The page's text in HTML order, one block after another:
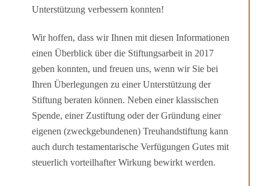
Unterstützung ver­bessern konnten!
Wir hoffen, dass wir Ihnen mit diesen Informationen
einen Überblick über die Stiftungs­arbeit in 2017
geben konnten, und freuen uns, wenn wir Sie bei
Ihren Überlegungen zu einer Unter­stützung der
Stiftung beraten können. Neben einer klassischen
Spende, einer Zustiftung oder der Gründung einer
eigenen (zweckgebundenen) Treuhandstiftung kann
auch durch testa­menta­rische Verfügungen Gutes mit
steuerlich vorteilhafter Wirkung bewirkt werden.